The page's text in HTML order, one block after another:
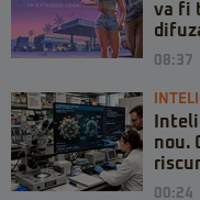
va fi
08:37
nou.
00:24